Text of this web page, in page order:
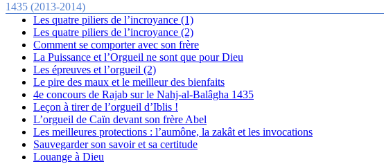
1435 (2013-2014)
Les quatre piliers de l’incroyance (1)
Les quatre piliers de l’incroyance (2)
Comment se comporter avec son frère
La Puissance et l’Orgueil ne sont que pour Dieu
Les épreuves et l’orgueil (2)
Le pire des maux et le meilleur des bienfaits
4e concours de Rajab sur le Nahj-al-Balâgha 1435
Leçon à tirer de l’orgueil d’Iblis !
L’orgueil de Caïn devant son frère Abel
Les meilleures protections : l’aumône, la zakât et les invocations
Sauvegarder son savoir et sa certitude
Louange à Dieu